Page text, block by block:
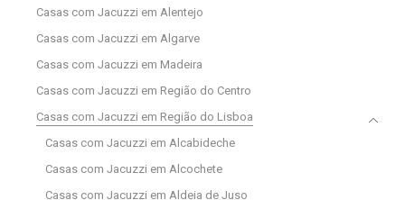
Casas com Jacuzzi em Alentejo
Casas com Jacuzzi em Algarve
Casas com Jacuzzi em Madeira
Casas com Jacuzzi em Região do Centro
Casas com Jacuzzi em Região do Lisboa
Casas com Jacuzzi em Alcabideche
Casas com Jacuzzi em Alcochete
Casas com Jacuzzi em Aldeia de Juso